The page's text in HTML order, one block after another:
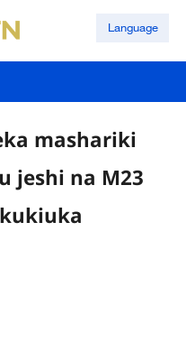
Language
mashariki
jeshi na M23